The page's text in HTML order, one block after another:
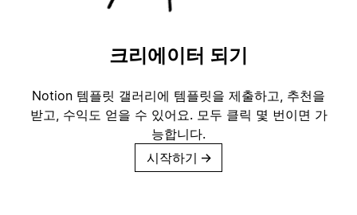
크리에이터 되기
Notion 템플릿 갤러리에 템플릿을 제출하고, 추천을
받고, 수익도 얻을 수 있어요. 모두 클릭 몇 번이면 가
능합니다.
시작하기 →